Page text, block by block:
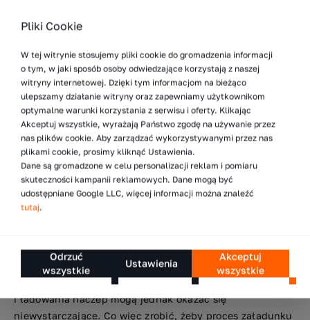
rozładunek
Wszystkie wymienione wyżej sposoby transportu
i ładowania naczep mogą jednak okazać się
niewystarczające. Co więc zrobić, żeby proces załadunku
Pliki Cookie
W tej witrynie stosujemy pliki cookie do gromadzenia informacji
o tym, w jaki sposób osoby odwiedzające korzystają z naszej
witryny internetowej. Dzięki tym informacjom na bieżąco
ulepszamy działanie witryny oraz zapewniamy użytkownikom
optymalne warunki korzystania z serwisu i oferty. Klikając
Akceptuj wszystkie, wyrażają Państwo zgodę na używanie przez
nas plików cookie. Aby zarządzać wykorzystywanymi przez nas
plikami cookie, prosimy kliknąć Ustawienia.
Dane są gromadzone w celu personalizacji reklam i pomiaru
skuteczności kampanii reklamowych. Dane mogą być
udostępniane Google LLC, więcej informacji można znaleźć
tutaj.
Odrzuć
wszystkie
Ustawienia
Akceptuj
wszystkie